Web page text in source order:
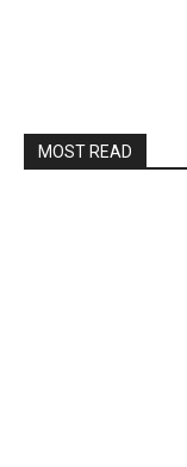
MOST READ